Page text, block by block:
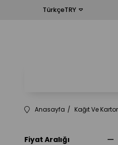
TürkçeTRY
Anasayfa Kağıt Ve
Fiyat Aralığı